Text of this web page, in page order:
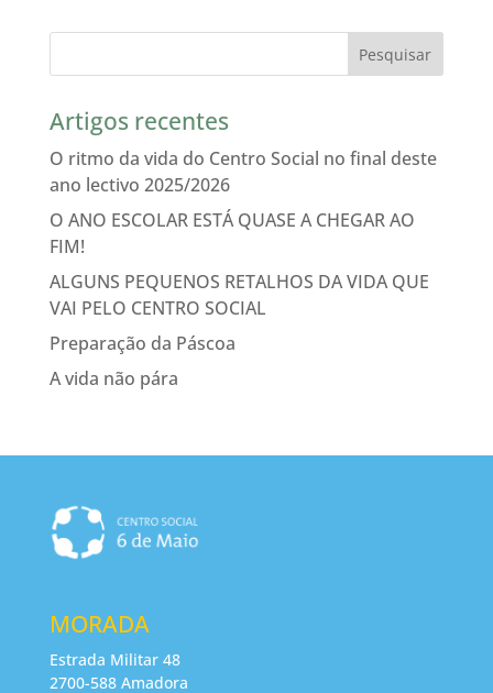
Artigos recentes
O ritmo da vida do Centro Social no final deste
ano lectivo 2025/2026
O ANO ESCOLAR ESTÁ QUASE A CHEGAR AO
FIM!
ALGUNS PEQUENOS RETALHOS DA VIDA QUE
VAI PELO CENTRO SOCIAL
Preparação da Páscoa
A vida não pára
MORADA
Estrada Militar 48
2700-588 Amadora